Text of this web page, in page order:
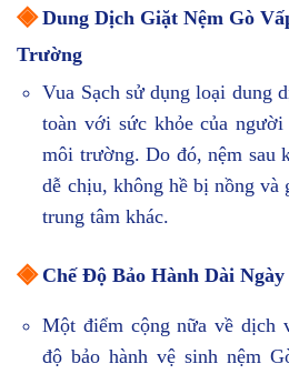
◈Dung Dịch Giặt Nệm Gò
Trường
Vua Sạch sử dụng loại dung
toàn với sức khỏe của
môi trường. Do đó, nệm sau
dễ chịu, không hề bị nồng và
trung tâm khác.
◈Chế Độ Bảo Hành Dài Ngày
Một điểm cộng nữa về dịch
độ bảo hành vệ sinh nệm